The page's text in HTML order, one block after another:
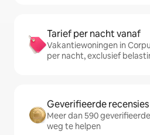
Tarief per nacht vanaf
Vakantiewoningen in
per nacht, exclusief
Geverifieerde
Meer dan 590
weg te helpen